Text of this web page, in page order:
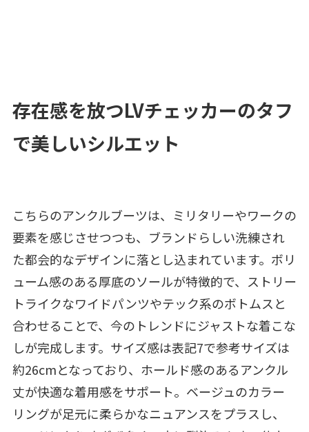
存在感を放つLVチェッカーのタフ
で美しいシルエット
こちらのアンクルブーツは、ミリタリーやワークの
要素を感じさせつつも、ブランドらしい洗練され
た都会的なデザインに落とし込まれています。ボリ
ューム感のある厚底のソールが特徴的で、ストリー
トライクなワイドパンツやテック系のボトムスと
合わせることで、今のトレンドにジャストな着こな
しが完成します。サイズ感は表記7で参考サイズは
約26cmとなっており、ホールド感のあるアンクル
丈が快適な着用感をサポート。ベージュのカラー
リングが足元に柔らかなニュアンスをプラスし、